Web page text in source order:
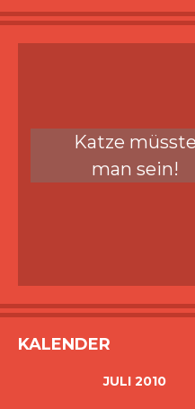
Katze müsste
man sein!
KALENDER
JULI 2010